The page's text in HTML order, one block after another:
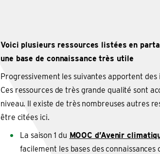
Voici plusieurs ressources listées en
une base de connaissance très utile
Progressivement les suivantes apportent
Ces ressources de très grande qualité sont
niveau. Il existe de très nombreuses autres
être citées ici.
La saison 1 du MOOC d’Avenir
facilement les bases des